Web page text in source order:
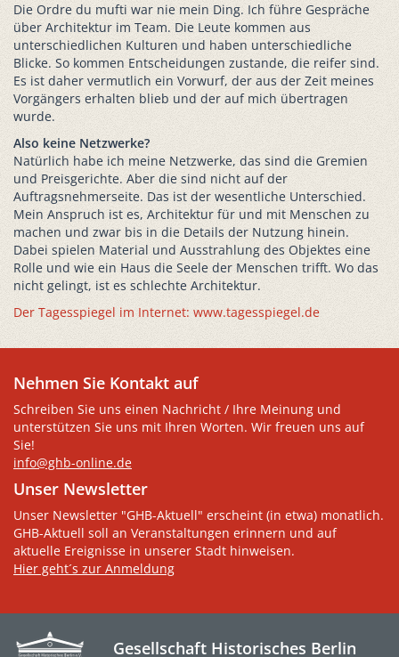
Die Ordre du mufti war nie mein Ding. Ich führe Gespräche
über Architektur im Team. Die Leute kommen aus
unterschiedlichen Kulturen und haben unterschiedliche
Blicke. So kommen Entscheidungen zustande, die reifer sind.
Es ist daher vermutlich ein Vorwurf, der aus der Zeit meines
Vorgängers erhalten blieb und der auf mich übertragen
wurde.
Also keine Netzwerke?
Natürlich habe ich meine Netzwerke, das sind die Gremien
und Preisgerichte. Aber die sind nicht auf der
Auftragsnehmerseite. Das ist der wesentliche Unterschied.
Mein Anspruch ist es, Architektur für und mit Menschen zu
machen und zwar bis in die Details der Nutzung hinein.
Dabei spielen Material und Ausstrahlung des Objektes eine
Rolle und wie ein Haus die Seele der Menschen trifft. Wo das
nicht gelingt, ist es schlechte Architektur.
Der Tagesspiegel im Internet: www.tagesspiegel.de
Nehmen Sie Kontakt auf
Schreiben Sie uns einen Nachricht / Ihre Meinung und
unterstützen Sie uns mit Ihren Worten. Wir freuen uns auf
Sie!
info@ghb-online.de
Unser Newsletter
Unser Newsletter "GHB-Aktuell" erscheint (in etwa) monatlich.
GHB-Aktuell soll an Veranstaltungen erinnern und auf
aktuelle Ereignisse in unserer Stadt hinweisen.
Hier geht´s zur Anmeldung
Gesellschaft Historisches Berlin